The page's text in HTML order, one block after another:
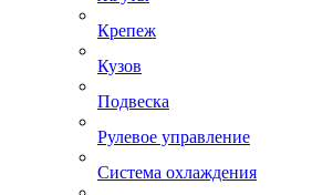
Крепеж
Кузов
Подвеска
Рулевое управление
Система охлаждения